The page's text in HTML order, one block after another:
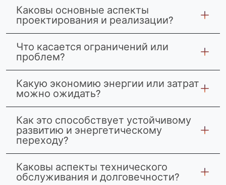
Каковы основные аспекты
проектирования и реализации?
Что касается ограничений или
проблем?
Какую экономию энергии или затрат
можно ожидать?
Как это способствует устойчивому
развитию и энергетическому
переходу?
Каковы аспекты технического
обслуживания и долговечности?